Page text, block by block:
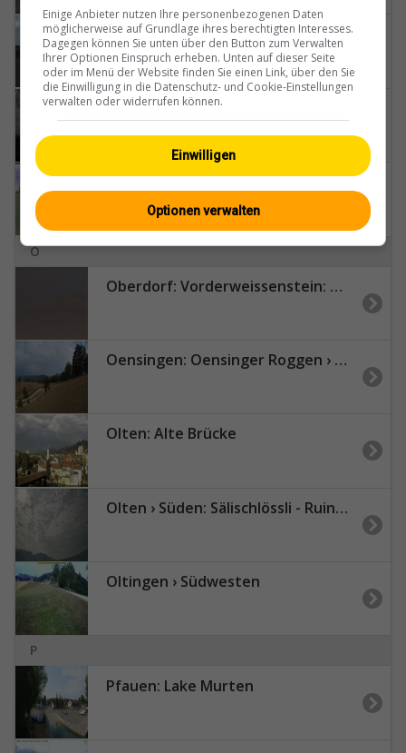
Niederbipp: Moosmattweg
Niedermuhlern › Südosten: Seitenberg
Nods › Osten: Les Prés-d'Orvin
O
Oberdorf: Vorderweissenstein: Weissenstein
Oensingen: Oensinger Roggen › Nordwesten: Roggenweid Balsthal
Olten: Alte Brücke
Olten › Süden: Sälischlössli - Ruine alt Wartburg
Oltingen › Südwesten
P
Pfauen: Lake Murten
Einige Anbieter nutzen Ihre personenbezogenen Daten
möglicherweise auf Grundlage ihres berechtigten Interesses.
Dagegen können Sie unten über den Button zum Verwalten
Ihrer Optionen Einspruch erheben. Unten auf dieser Seite
oder im Menü der Website finden Sie einen Link, über den Sie
die Einwilligung in die Datenschutz- und Cookie-Einstellungen
verwalten oder widerrufen können.
Einwilligen
Optionen verwalten